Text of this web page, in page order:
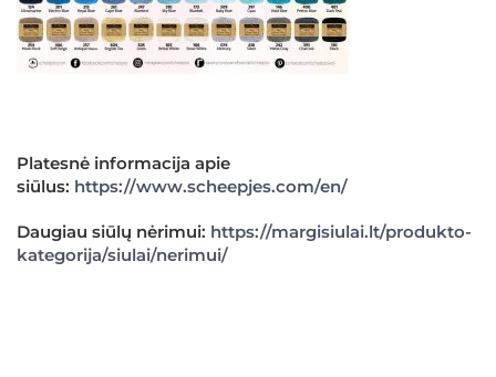
Platesnė informacija apie
siūlus: https://www.scheepjes.com/en/
Daugiau siūlų nėrimui: https://margisiulai.lt/produkto-
kategorija/siulai/nerimui/